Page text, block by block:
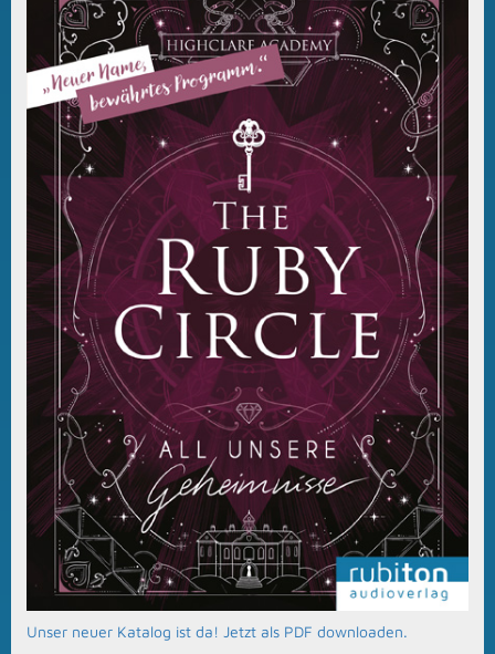
Unser neuer Katalog ist da! Jetzt als PDF downloaden.